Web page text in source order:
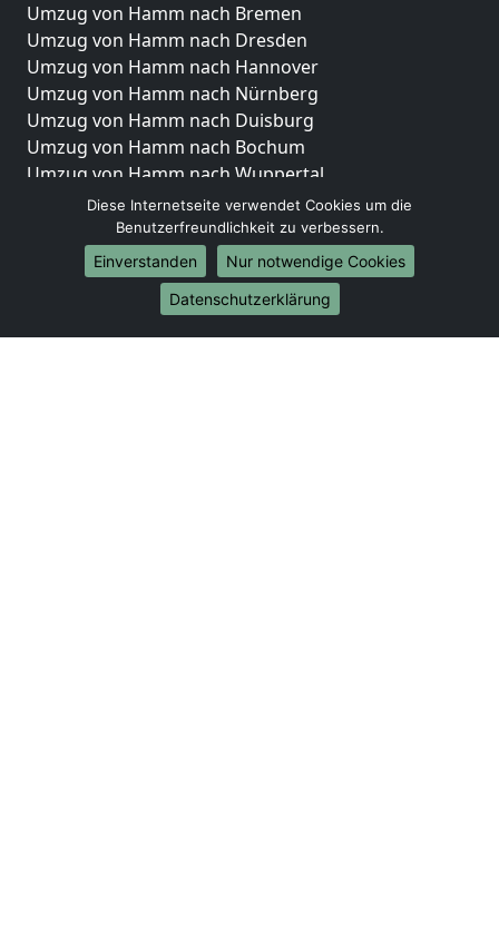
Umzug von Hamm nach Bremen
Umzug von Hamm nach Dresden
Umzug von Hamm nach Hannover
Umzug von Hamm nach Nürnberg
Umzug von Hamm nach Duisburg
Umzug von Hamm nach Bochum
Umzug von Hamm nach Wuppertal
Umzug von Hamm nach Bielefeld
Umzug von Hamm nach Bonn
Umzug von Hamm nach Münster
Internationale-Umzüge
Umzug von Hamm nach Brasilien
Diese Internetseite verwendet Cookies um die
Benutzerfreundlichkeit zu verbessern.
Einverstanden
Nur notwendige Cookies
Datenschutzerklärung